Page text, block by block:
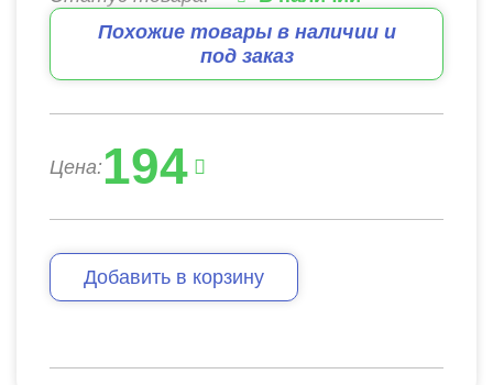
Похожие товары в наличии и
под заказ
Цена:194
Добавить в корзину